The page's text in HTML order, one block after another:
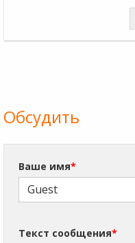
Обсудить
Ваше имя*
Текст сообщения*